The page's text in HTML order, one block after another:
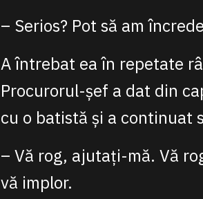
– Serios? Pot să am
A întrebat ea în repetate
Procurorul-șef a dat din
cu o batistă și a continuat
– Vă rog, ajutați-mă. Vă
vă implor.